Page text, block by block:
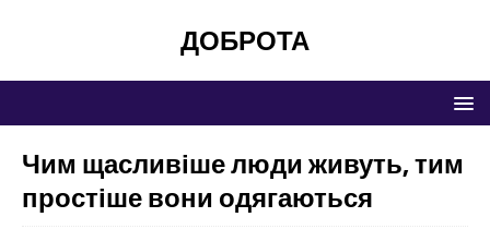
ДОБРОТА
Чим щасливіше люди живуть, тим
простіше вони одягаються